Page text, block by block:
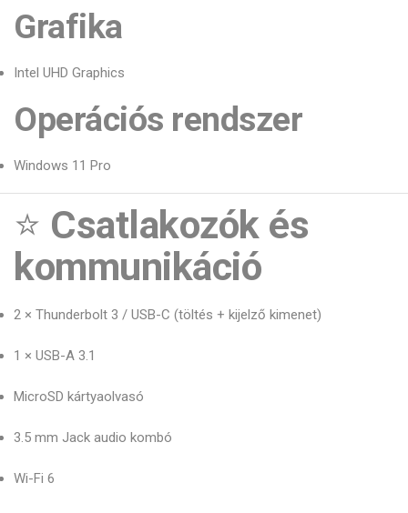
Grafika
Intel UHD Graphics
Operációs rendszer
Windows 11 Pro
⭐ Csatlakozók és
kommunikáció
2 × Thunderbolt 3 / USB-C (töltés + kijelző kimenet)
1 × USB-A 3.1
MicroSD kártyaolvasó
3.5 mm Jack audio kombó
Wi-Fi 6